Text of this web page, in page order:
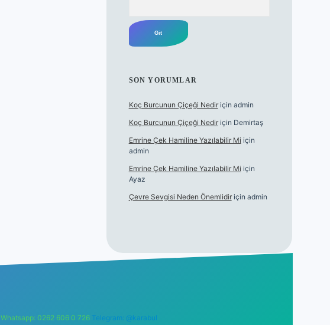
SON YORUMLAR
Koç Burcunun Çiçeği Nediriçin admin
Koç Burcunun Çiçeği Nediriçin Demirtaş
Emrine Çek Hamiline Yazılabilir Mi için
admin
Emrine Çek Hamiline Yazılabilir Mi için
Ayaz
Çevre Sevgisi Neden Önemlidiriçin admin
Whatsapp: 0262 606 0 726 Telegram: @karabul